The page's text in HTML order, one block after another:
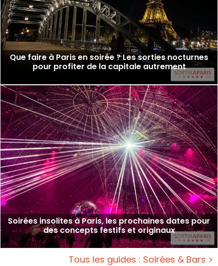
Que faire à Paris en soirée ? Les sorties nocturnes
pour profiter de la capitale autrement
Soirées insolites à Paris, les prochaines dates pour
des concepts festifs et originaux
Tous les guides : Soirées & Bars >